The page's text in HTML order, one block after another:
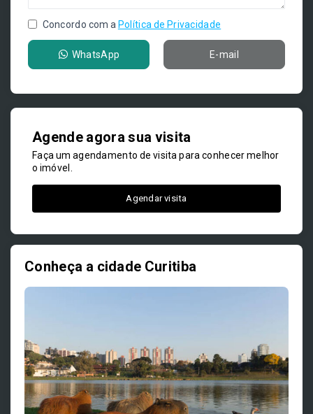
Concordo com a Política de Privacidade
WhatsApp E-mail
Agende agora sua visita
Faça um agendamento de visita para conhecer melhor
o imóvel.
Agendar visita
Conheça a cidade Curitiba